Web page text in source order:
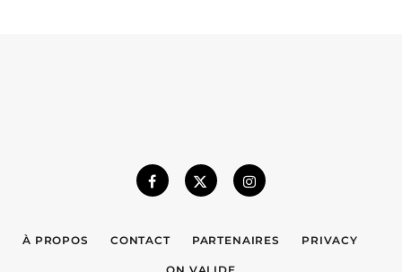
À PROPOS CONTACT PARTENAIRES PRIVACY